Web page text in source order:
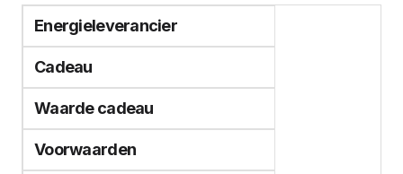
Energieleverancier
Cadeau
Waarde cadeau
Voorwaarden